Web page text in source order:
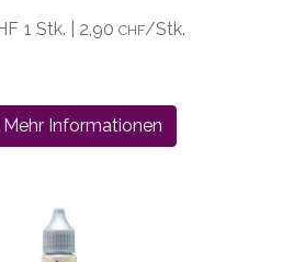
1 Stk. | 2,90 CHF/Stk.
Mehr Informationen